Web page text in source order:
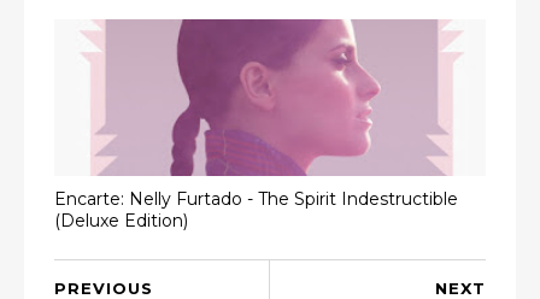
Encarte: Nelly Furtado - The Spirit Indestructible
(Deluxe Edition)
NEXT
PREVIOUS